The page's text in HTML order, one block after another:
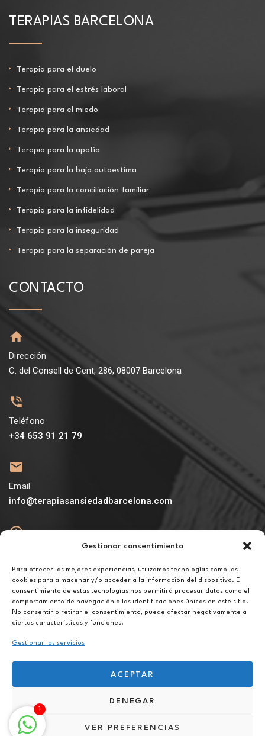
Gestionar consentimiento
Para ofrecer las mejores experiencias, utilizamos tecnologías como las
cookies para almacenar y/o acceder a la información del dispositivo. El
consentimiento de estas tecnologías nos permitirá procesar datos como el
comportamiento de navegación o las identificaciones únicas en este sitio.
No consentir o retirar el consentimiento, puede afectar negativamente a
ciertas características y funciones.
Gestionar los servicios
ACEPTAR
DENEGAR
VER PREFERENCIAS
TERAPIAS BARCELONA
Terapia para el duelo
Terapia para el estrés laboral
Terapia para el miedo
Terapia para la ansiedad
Terapia para la apatía
Terapia para la baja autoestima
Terapia para la conciliación familiar
Terapia para la infidelidad
Terapia para la inseguridad
Terapia para la separación de pareja
CONTACTO
Dirección
C. del Consell de Cent, 286, 08007 Barcelona
Teléfono
+34 653 91 21 79
Email
info@terapiasansiedadbarcelona.com
De lunes a viernes de 10h a 20h
Aviso legal
Política de privacidad
Política de cookies
Terapia para la infidelidad online en Salt
1